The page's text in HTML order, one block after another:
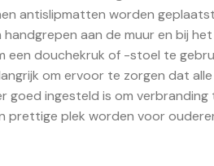
antislipmatten worden
handgrepen aan de muur en bij
een douchekruk of -stoel te
om ervoor te zorgen dat
ingesteld is om
prettige plek worden voor